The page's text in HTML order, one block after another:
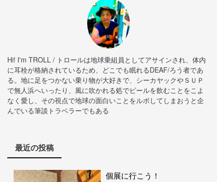
Hi! I'm TROLL / トロールは地球乗組員としてアサインされ、体内
に耳栓が格納されているため、どこでも眠れるDEAF/ろう者であ
る。地に足をつかない乗り物が大好きで、シーカヤックやＳＵＰ
で無人浜へいったり、風に吹かれる処でビールを飲むことをこよ
なく愛し、その視点で地球の面白いことをルポしてしまおうと企
んでいる筆談トラベラーでもある
最近の投稿
個展に行こう！